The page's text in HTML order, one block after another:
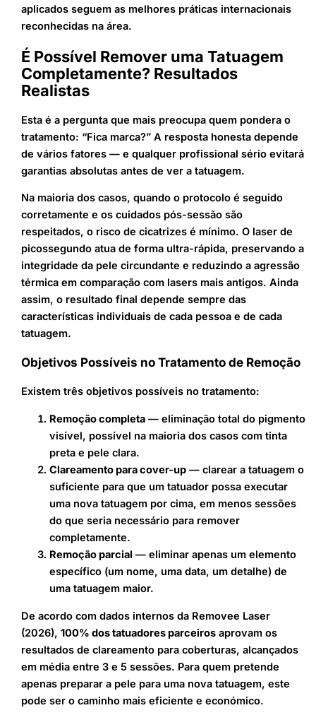
aplicados seguem as melhores práticas internacionais
reconhecidas na área.
É Possível Remover uma Tatuagem
Completamente? Resultados
Realistas
Esta é a pergunta que mais preocupa quem pondera o
tratamento: “Fica marca?” A resposta honesta depende
de vários fatores — e qualquer profissional sério evitará
garantias absolutas antes de ver a tatuagem.
Na maioria dos casos, quando o protocolo é seguido
corretamente e os cuidados pós-sessão são
respeitados, o risco de cicatrizes é mínimo. O laser de
picossegundo atua de forma ultra-rápida, preservando a
integridade da pele circundante e reduzindo a agressão
térmica em comparação com lasers mais antigos. Ainda
assim, o resultado final depende sempre das
características individuais de cada pessoa e de cada
tatuagem.
Objetivos Possíveis no Tratamento de Remoção
Existem três objetivos possíveis no tratamento:
Remoção completa — eliminação total do pigmento
visível, possível na maioria dos casos com tinta
preta e pele clara.
Clareamento para cover-up — clarear a tatuagem o
suficiente para que um tatuador possa executar
uma nova tatuagem por cima, em menos sessões
do que seria necessário para remover
completamente.
Remoção parcial — eliminar apenas um elemento
específico (um nome, uma data, um detalhe) de
uma tatuagem maior.
De acordo com dados internos da Removee Laser
(2026),100% dos tatuadores parceiros aprovam os
resultados de clareamento para coberturas, alcançados
em média entre 3 e 5 sessões. Para quem pretende
apenas preparar a pele para uma nova tatuagem, este
pode ser o caminho mais eficiente e económico.